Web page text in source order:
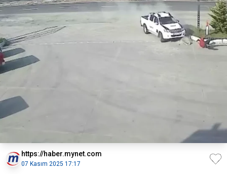
https://haber.mynet.com
07 Kasım 2025 17:17